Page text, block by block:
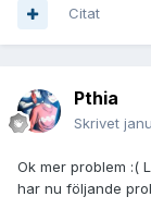
Citat
Pthia
Skrivet
Ok mer problem :(
har nu följande